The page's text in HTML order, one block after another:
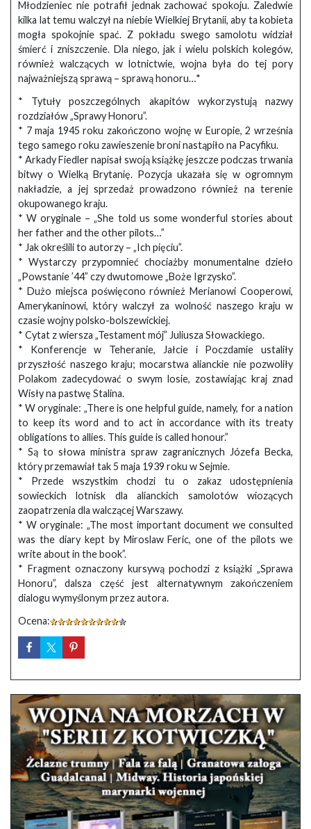
Młodzieniec nie potrafił jednak zachować spokoju. Zaledwie
kilka lat temu walczył na niebie Wielkiej Brytanii, aby ta kobieta
mogła spokojnie spać. Z pokładu swego samolotu widział
śmierć i zniszczenie. Dla niego, jak i wielu polskich kolegów,
również walczących w lotnictwie, wojna była do tej pory
najważniejszą sprawą – sprawą honoru…*
* Tytuły poszczególnych akapitów wykorzystują nazwy
rozdziałów „Sprawy Honoru”.
* 7 maja 1945 roku zakończono wojnę w Europie, 2 września
tego samego roku zawieszenie broni nastąpiło na Pacyfiku.
* Arkady Fiedler napisał swoją książkę jeszcze podczas trwania
bitwy o Wielką Brytanię. Pozycja ukazała się w ogromnym
nakładzie, a jej sprzedaż prowadzono również na terenie
okupowanego kraju.
* W oryginale – „She told us some wonderful stories about
her father and the other pilots…”
* Jak określili to autorzy – „Ich pięciu”.
* Wystarczy przypomnieć chociażby monumentalne dzieło
„Powstanie ’44” czy dwutomowe „Boże Igrzysko”.
* Dużo miejsca poświęcono również Merianowi Cooperowi,
Amerykaninowi, który walczył za wolność naszego kraju w
czasie wojny polsko-bolszewickiej.
* Cytat z wiersza „Testament mój” Juliusza Słowackiego.
* Konferencje w Teheranie, Jałcie i Poczdamie ustaliły
przyszłość naszego kraju; mocarstwa alianckie nie pozwoliły
Polakom zadecydować o swym losie, zostawiając kraj znad
Wisły na pastwę Stalina.
* W oryginale: „There is one helpful guide, namely, for a nation
to keep its word and to act in accordance with its treaty
obligations to allies. This guide is called honour.”
* Są to słowa ministra spraw zagranicznych Józefa Becka,
który przemawiał tak 5 maja 1939 roku w Sejmie.
* Przede wszystkim chodzi tu o zakaz udostępnienia
sowieckich lotnisk dla alianckich samolotów wiozących
zaopatrzenia dla walczącej Warszawy.
* W oryginale: „The most important document we consulted
was the diary kept by Miroslaw Feric, one of the pilots we
write about in the book”.
* Fragment oznaczony kursywą pochodzi z książki „Sprawa
Honoru”, dalsza część jest alternatywnym zakończeniem
dialogu wymyślonym przez autora.
Ocena: